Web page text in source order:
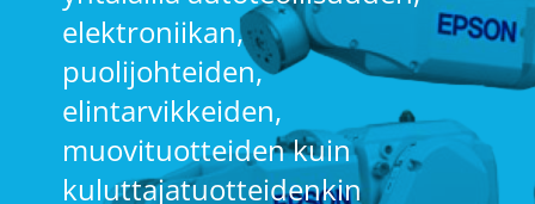
elektroniikan,
puolijohteiden,
elintarvikkeiden,
muovituotteiden kuin
kuluttajatuotteidenkin